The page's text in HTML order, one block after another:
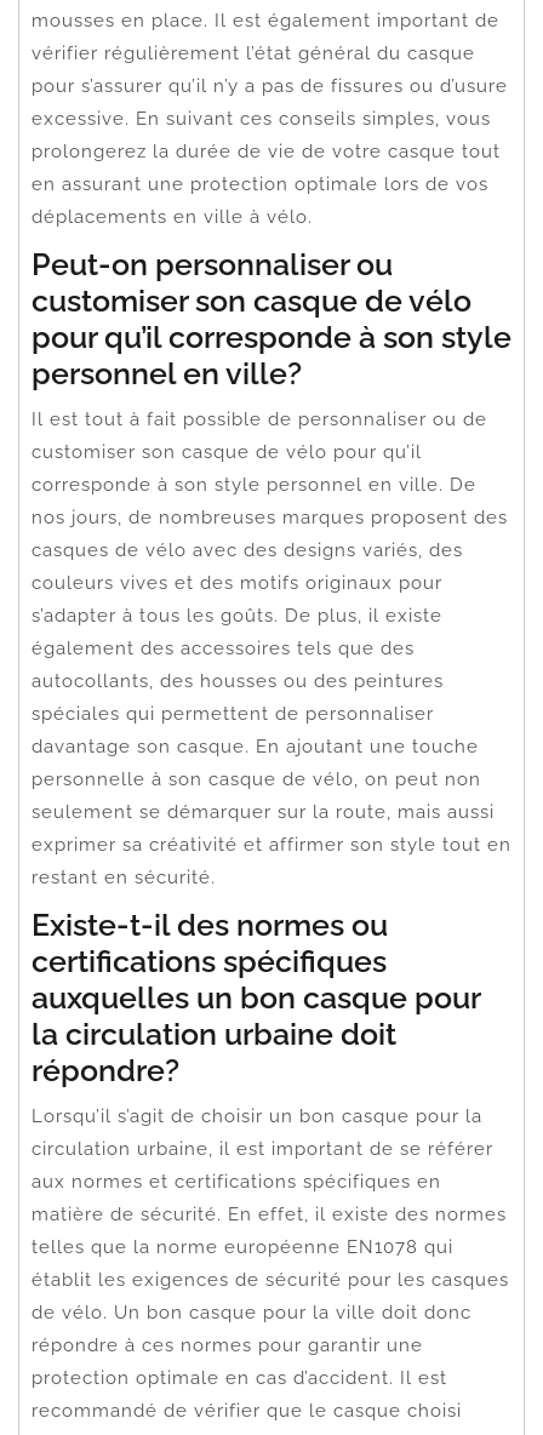
mousses en place. Il est également important de
vérifier régulièrement l’état général du casque
pour s’assurer qu’il n’y a pas de fissures ou d’usure
excessive. En suivant ces conseils simples, vous
prolongerez la durée de vie de votre casque tout
en assurant une protection optimale lors de vos
déplacements en ville à vélo.
Peut-on personnaliser ou
customiser son casque de vélo
pour qu’il corresponde à son style
personnel en ville?
Il est tout à fait possible de personnaliser ou de
customiser son casque de vélo pour qu’il
corresponde à son style personnel en ville. De
nos jours, de nombreuses marques proposent des
casques de vélo avec des designs variés, des
couleurs vives et des motifs originaux pour
s’adapter à tous les goûts. De plus, il existe
également des accessoires tels que des
autocollants, des housses ou des peintures
spéciales qui permettent de personnaliser
davantage son casque. En ajoutant une touche
personnelle à son casque de vélo, on peut non
seulement se démarquer sur la route, mais aussi
exprimer sa créativité et affirmer son style tout en
restant en sécurité.
Existe-t-il des normes ou
certifications spécifiques
auxquelles un bon casque pour
la circulation urbaine doit
répondre?
Lorsqu’il s’agit de choisir un bon casque pour la
circulation urbaine, il est important de se référer
aux normes et certifications spécifiques en
matière de sécurité. En effet, il existe des normes
telles que la norme européenne EN1078 qui
établit les exigences de sécurité pour les casques
de vélo. Un bon casque pour la ville doit donc
répondre à ces normes pour garantir une
protection optimale en cas d’accident. Il est
recommandé de vérifier que le casque choisi